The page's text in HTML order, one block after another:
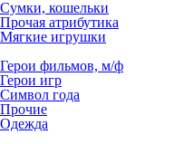
Сумки, кошельки
Прочая атрибутика
Мягкие игрушки
Герои фильмов, м/ф
Герои игр
Символ года
Прочие
Одежда